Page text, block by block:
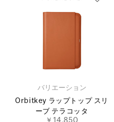
バリエーション
Orbitkey ラップトップ スリ
ーブ テラコッタ